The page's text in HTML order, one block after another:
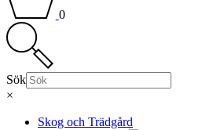
0
Sök
×
Skog och Trädgård